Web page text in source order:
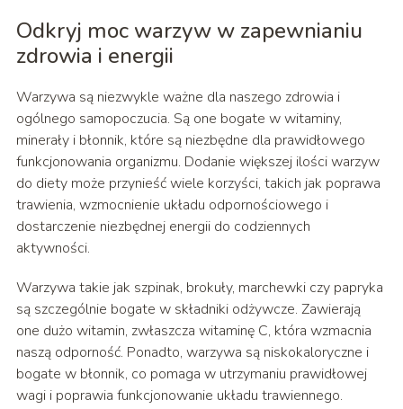
Odkryj moc warzyw w zapewnianiu
zdrowia i energii
Warzywa są niezwykle ważne dla naszego zdrowia i
ogólnego samopoczucia. Są one bogate w witaminy,
minerały i błonnik, które są niezbędne dla prawidłowego
funkcjonowania organizmu. Dodanie większej ilości warzyw
do diety może przynieść wiele korzyści, takich jak poprawa
trawienia, wzmocnienie układu odpornościowego i
dostarczenie niezbędnej energii do codziennych
aktywności.
Warzywa takie jak szpinak, brokuły, marchewki czy papryka
są szczególnie bogate w składniki odżywcze. Zawierają
one dużo witamin, zwłaszcza witaminę C, która wzmacnia
naszą odporność. Ponadto, warzywa są niskokaloryczne i
bogate w błonnik, co pomaga w utrzymaniu prawidłowej
wagi i poprawia funkcjonowanie układu trawiennego.